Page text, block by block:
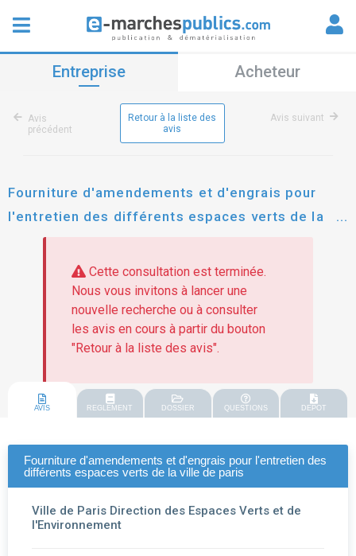
Entreprise Acheteur
Avis
précédent
Retour à la liste des
avis
Avis suivant
Fourniture d'amendements et d'engrais pour
l'entretien des différents espaces verts de la
ville de paris
Cette consultation est terminée.
Nous vous invitons à lancer une
nouvelle recherche ou à consulter
les avis en cours à partir du bouton
"Retour à la liste des avis".
AVIS REGLEMENT DOSSIER QUESTIONS DEPOT
Fourniture d'amendements et d'engrais pour l'entretien des
différents espaces verts de la ville de paris
Ville de Paris Direction des Espaces Verts et de
l'Environnement